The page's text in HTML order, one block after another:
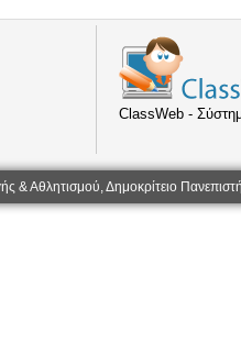
ClassWeb -
Αθλητισμού, Δημοκρίτειο